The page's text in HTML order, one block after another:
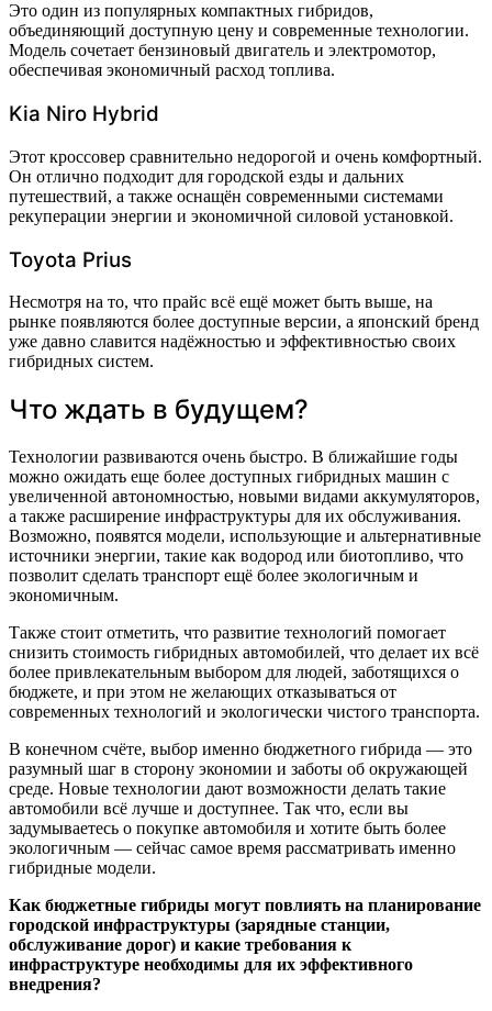
Это один из популярных компактных гибридов,
объединяющий доступную цену и современные технологии.
Модель сочетает бензиновый двигатель и электромотор,
обеспечивая экономичный расход топлива.
Kia Niro Hybrid
Этот кроссовер сравнительно недорогой и очень комфортный.
Он отлично подходит для городской езды и дальних
путешествий, а также оснащён современными системами
рекуперации энергии и экономичной силовой установкой.
Toyota Prius
Несмотря на то, что прайс всё ещё может быть выше, на
рынке появляются более доступные версии, а японский бренд
уже давно славится надёжностью и эффективностью своих
гибридных систем.
Что ждать в будущем?
Технологии развиваются очень быстро. В ближайшие годы
можно ожидать еще более доступных гибридных машин с
увеличенной автономностью, новыми видами аккумуляторов,
а также расширение инфраструктуры для их обслуживания.
Возможно, появятся модели, использующие и альтернативные
источники энергии, такие как водород или биотопливо, что
позволит сделать транспорт ещё более экологичным и
экономичным.
Также стоит отметить, что развитие технологий помогает
снизить стоимость гибридных автомобилей, что делает их всё
более привлекательным выбором для людей, заботящихся о
бюджете, и при этом не желающих отказываться от
современных технологий и экологически чистого транспорта.
В конечном счёте, выбор именно бюджетного гибрида — это
разумный шаг в сторону экономии и заботы об окружающей
среде. Новые технологии дают возможности делать такие
автомобили всё лучше и доступнее. Так что, если вы
задумываетесь о покупке автомобиля и хотите быть более
экологичным — сейчас самое время рассматривать именно
гибридные модели.
Как бюджетные гибриды могут повлиять на планирование
городской инфраструктуры (зарядные станции,
обслуживание дорог) и какие требования к
инфраструктуре необходимы для их эффективного
внедрения?